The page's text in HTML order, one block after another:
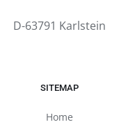
D-63791 Karlstein
SITEMAP
Home